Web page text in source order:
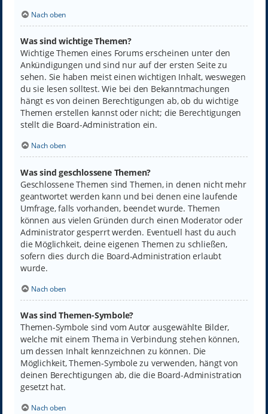
Nach oben
Was sind wichtige Themen?
Wichtige Themen eines Forums erscheinen unter den
Ankündigungen und sind nur auf der ersten Seite zu
sehen. Sie haben meist einen wichtigen Inhalt, weswegen
du sie lesen solltest. Wie bei den Bekanntmachungen
hängt es von deinen Berechtigungen ab, ob du wichtige
Themen erstellen kannst oder nicht; die Berechtigungen
stellt die Board-Administration ein.
Nach oben
Was sind geschlossene Themen?
Geschlossene Themen sind Themen, in denen nicht mehr
geantwortet werden kann und bei denen eine laufende
Umfrage, falls vorhanden, beendet wurde. Themen
können aus vielen Gründen durch einen Moderator oder
Administrator gesperrt werden. Eventuell hast du auch
die Möglichkeit, deine eigenen Themen zu schließen,
sofern dies durch die Board-Administration erlaubt
wurde.
Nach oben
Was sind Themen-Symbole?
Themen-Symbole sind vom Autor ausgewählte Bilder,
welche mit einem Thema in Verbindung stehen können,
um dessen Inhalt kennzeichnen zu können. Die
Möglichkeit, Themen-Symbole zu verwenden, hängt von
deinen Berechtigungen ab, die die Board-Administration
gesetzt hat.
Nach oben